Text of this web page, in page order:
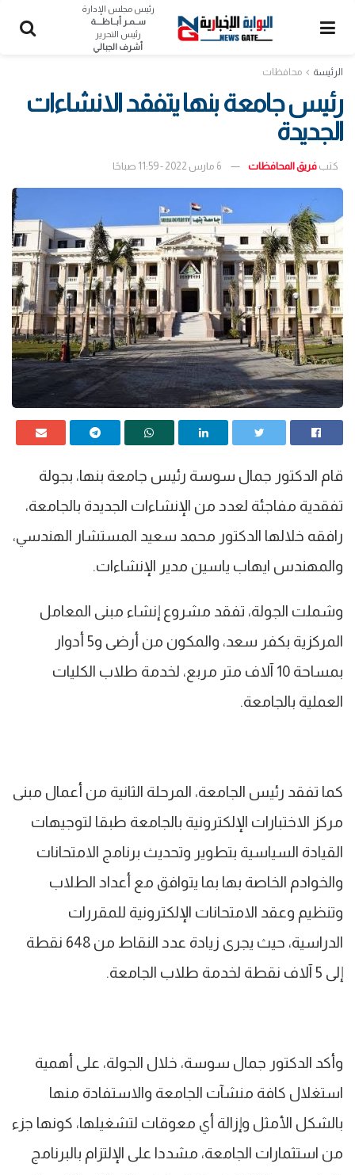
رئيس مجلس الإدارة
ســمـر أبــاظــــة
رئيس التحرير
أشرف الجبالي
الرئيسة محافظات
رئيس جامعة بنها يتفقد الانشاءات
الجديدة
كتب فريق المحافظات 6 مارس 2022 - 11:59 صباحًا
قام الدكتور جمال سوسة رئيس جامعة بنها، بجولة
تفقدية مفاجئة لعدد من الإنشاءات الجديدة بالجامعة،
رافقه خلالها الدكتور محمد سعيد المستشار الهندسي،
والمهندس ايهاب ياسين مدير الإنشاءات.
وشملت الجولة، تفقد مشروع إنشاء مبنى المعامل
المركزية بكفر سعد، والمكون من أرضى و5 أدوار
بمساحة 10 آلاف متر مربع، لخدمة طلاب الكليات
العملية بالجامعة.
كما تفقد رئيس الجامعة، المرحلة الثانية من أعمال مبنى
مركز الاختبارات الإلكترونية بالجامعة طبقا لتوجيهات
القيادة السياسية بتطوير وتحديث برنامج الامتحانات
والخوادم الخاصة بها بما يتوافق مع أعداد الطلاب
وتنظيم وعقد الامتحانات الإلكترونية للمقررات
الدراسية، حيث يجرى زيادة عدد النقاط من 648 نقطة
إلى 5 آلاف نقطة لخدمة طلاب الجامعة.
وأكد الدكتور جمال سوسة، خلال الجولة، على أهمية
استغلال كافة منشآت الجامعة والاستفادة منها
بالشكل الأمثل وإزالة أي معوقات لتشغيلها، كونها جزء
من استثمارات الجامعة، مشددا على الإلتزام بالبرنامج